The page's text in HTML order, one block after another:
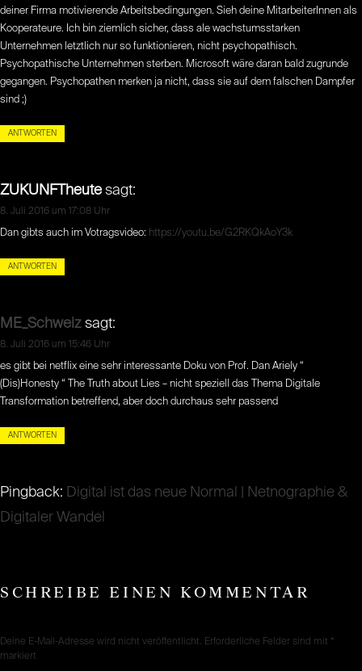
deiner Firma motivierende Arbeitsbedingungen. Sieh deine MitarbeiterInnen als
Kooperateure. Ich bin ziemlich sicher, dass ale wachstumsstarken
Unternehmen letztlich nur so funktionieren, nicht psychopathisch.
Psychopathische Unternehmen sterben. Microsoft wäre daran bald zugrunde
gegangen. Psychopathen merken ja nicht, dass sie auf dem falschen Dampfer
sind ;)
ANTWORTEN
ZUKUNFTheute sagt:
8. Juli 2016 um 17:08 Uhr
Dan gibts auch im Votragsvideo: https://youtu.be/G2RKQkAoY3k
ANTWORTEN
ME_Schweiz sagt:
8. Juli 2016 um 15:46 Uhr
es gibt bei netflix eine sehr interessante Doku von Prof. Dan Ariely “
(Dis)Honesty “ The Truth about Lies – nicht speziell das Thema Digitale
Transformation betreffend, aber doch durchaus sehr passend
ANTWORTEN
Pingback: Digital ist das neue Normal | Netnographie &
Digitaler Wandel
SCHREIBE EINEN KOMMENTAR
Deine E-Mail-Adresse wird nicht veröffentlicht. Erforderliche Felder sind mit *
markiert